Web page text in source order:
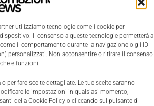
utilizziamo tecnologie come i cookie per
Il consenso a queste tecnologie permetterà a
il comportamento durante la navigazione o gli ID
personalizzati. Non acconsentire o ritirare il consenso
e funzioni.
per fare scelte dettagliate. Le tue scelte saranno
le impostazioni in qualsiasi momento,
della Cookie Policy o cliccando sul pulsante di
Edicola